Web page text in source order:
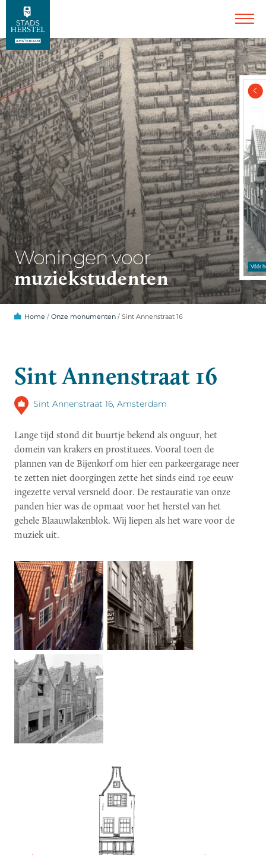
Woningen voor
muziekstudenten
Home /Onze monumenten /Sint Annenstraat 16
Sint Annenstraat 16
Sint Annenstraat 16, Amsterdam
Lange tijd stond dit buurtje bekend als onguur, het
domein van krakers en prostituees. Vooral toen de
plannen van de Bijenkorf om hier een parkeergarage neer
te zetten niet doorgingen zette het sinds eind 19e eeuw
ingezette verval versneld door. De restauratie van onze
panden hier was de opmaat voor het herstel van het
gehele Blaauwlakenblok. Wij liepen als het ware voor de
muziek uit.